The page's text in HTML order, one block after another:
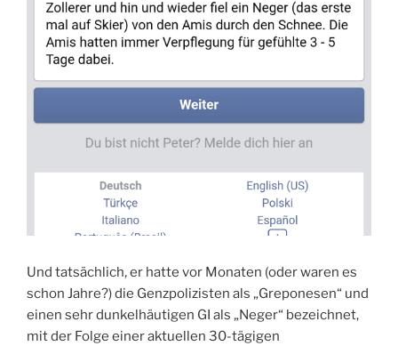
Und tatsächlich, er hatte vor Monaten (oder waren es
schon Jahre?) die Genzpolizisten als „Greponesen“ und
einen sehr dunkelhäutigen GI als „Neger“ bezeichnet,
mit der Folge einer aktuellen 30-tägigen